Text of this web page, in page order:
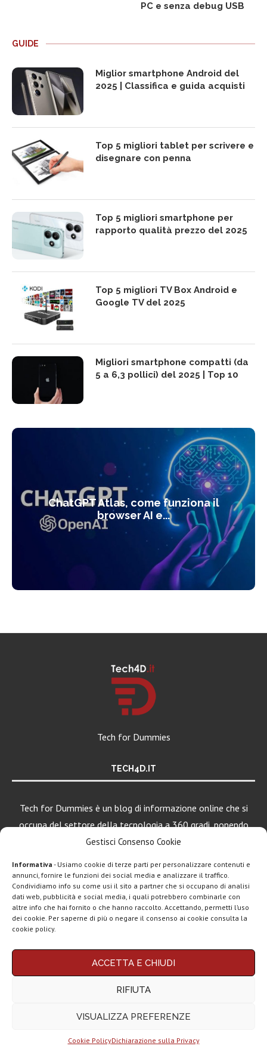
Gestisci Consenso Cookie
Informativa - Usiamo cookie di terze parti per personalizzare contenuti e
annunci, fornire le funzioni dei social media e analizzare il traffico.
Condividiamo info su come usi il sito a partner che si occupano di analisi
dati web, pubblicità e social media, i quali potrebbero combinarle con
altre info che hai fornito o che hanno raccolto. Accettando, permetti l’uso
dei cookie. Per saperne di più o negare il consenso ai cookie consulta la
cookie policy.
ACCETTA E CHIUDI
RIFIUTA
VISUALIZZA PREFERENZE
Cookie PolicyDichiarazione sulla Privacy
PC e senza debug USB
GUIDE
Miglior smartphone Android del
2025 | Classifica e guida acquisti
Top 5 migliori tablet per scrivere e
disegnare con penna
Top 5 migliori smartphone per
rapporto qualità prezzo del 2025
Top 5 migliori TV Box Android e
Google TV del 2025
Migliori smartphone compatti (da
5 a 6,3 pollici) del 2025 | Top 10
ChatGPT Atlas, come funziona il
browser AI e...
Tech for Dummies
TECH4D.IT
Tech for Dummies è un blog di informazione online che si
occupa del settore della tecnologia a 360 gradi, ponendo
una particolare attenzione al mondo Android, Apple e
Chi siamo Contatti Disclaimer Privacy policy
Questo blog non rappresenta una testata giornalistica in quanto viene aggiornato
Affiliazione Amazon EU, un programma che eroga ai siti una commissione
Tech4Dummies riceve un guadagno dagli acquisti idonei.
LEGGI ANCHE
Motorola rinnova
per intenditori...
NexPhone è il
smartphone con...